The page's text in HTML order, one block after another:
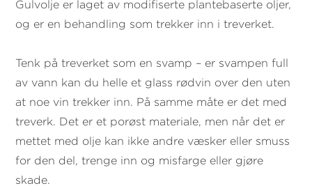
Gulvolje er laget av modifiserte plantebaserte oljer,
og er en behandling som trekker inn i treverket.
Tenk på treverket som en svamp – er svampen full
av vann kan du helle et glass rødvin over den uten
at noe vin trekker inn. På samme måte er det med
treverk. Det er et porøst materiale, men når det er
mettet med olje kan ikke andre væsker eller smuss
for den del, trenge inn og misfarge eller gjøre
skade.